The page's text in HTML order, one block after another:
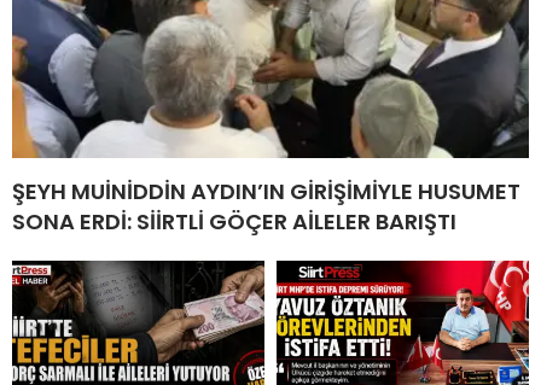
ŞEYH MUİNİDDİN AYDIN’IN GİRİŞİMİYLE HUSUMET
SONA ERDİ: SİİRTLİ GÖÇER AİLELER BARIŞTI